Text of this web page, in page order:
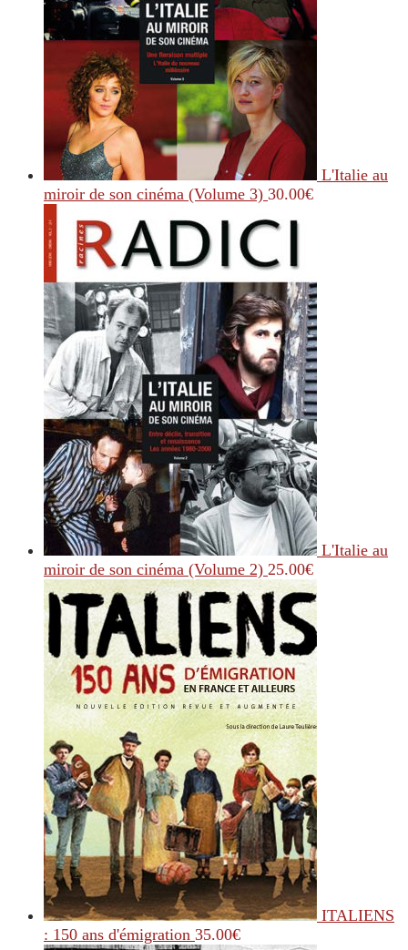
L'Italie au
miroir de son cinéma (Volume 3) 30.00€
L'Italie au
miroir de son cinéma (Volume 2) 25.00€
ITALIENS
: 150 ans d'émigration 35.00€